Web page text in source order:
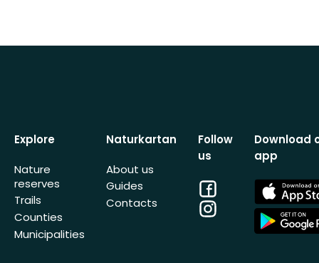
Explore
Nature
reserves
Trails
Counties
Municipalities
Naturkartan
About us
Guides
Contacts
Follow
us
Facebook
Instagram
Download
app
App
Store
App
Store